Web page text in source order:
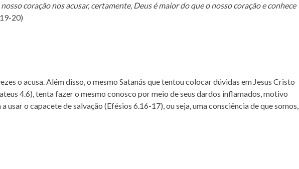
nosso coração nos acusar, certamente, Deus é maior do que o nosso coraçãoe conhece
20)
o acusa. Além disso, o mesmo Satanás que tentou colocar dúvidas em Jesus Cristo
4.6), tenta fazer o mesmo conosco por meio de seus dardos inflamados, motivo
usar o capacete de salvação (Efésios 6.16-17), ou seja, uma consciência de que somos,